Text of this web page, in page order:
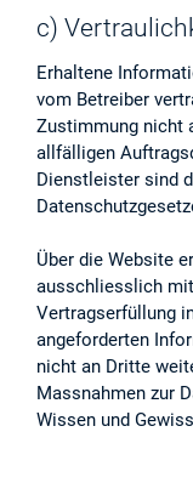
c)
Erhaltene
vom Betreiber
Zustimmung nicht
allfälligen
Dienstleister sind
Über die Website
ausschliesslich
Vertragserfüllung
angeforderten
nicht an Dritte
Massnahmen zur
Wissen und